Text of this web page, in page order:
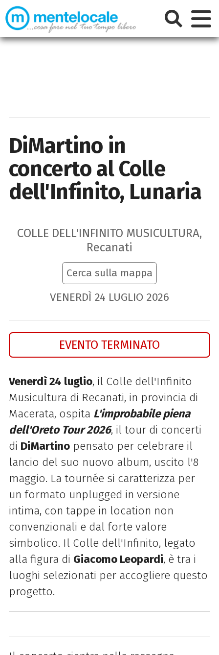
DiMartino in
concerto al Colle
dell'Infinito, Lunaria
COLLE DELL'INFINITO MUSICULTURA,
Recanati
Cerca sulla mappa
VENERDÌ 24 LUGLIO 2026
EVENTO TERMINATO
Venerdì 24 luglio, il Colle dell'Infinito
Musicultura di Recanati, in provincia di
Macerata, ospita L'improbabile piena
dell'Oreto Tour 2026, il tour di concerti
di DiMartinopensato per celebrare il
lancio del suo nuovo album, uscito l'8
maggio. La tournée si caratterizza per
un formato unplugged in versione
intima, con tappe in location non
convenzionali e dal forte valore
simbolico. Il Colle dell'Infinito, legato
alla figura di Giacomo Leopardi, è tra i
luoghi selezionati per accogliere questo
progetto.